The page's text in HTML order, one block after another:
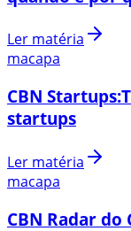
Ler matéria
macapa
CBN
startups
Ler matéria
macapa
CBN Radar do